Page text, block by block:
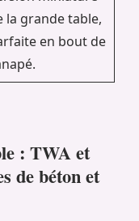
la grande table,
en bout de
: TWA et
de béton et